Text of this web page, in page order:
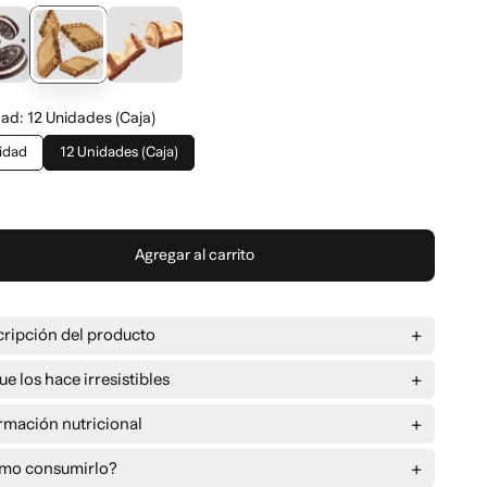
: 12 Unidades (Caja)
12 Unidades (Caja)
Agregar al carrito
del producto
los hace irresistibles
saludable sin grasa extra
nutricional
energético
1191 kJ / 283 Kcal
consumirlo?